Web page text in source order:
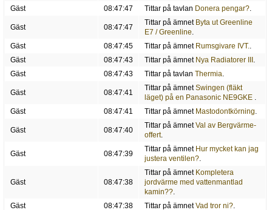
Gäst
08:47:47 Tittar på tavlan Donera pengar?.
Gäst 08:47:47
Tittar på ämnet Byta ut Greenline
E7 / Greenline.
Gäst
08:47:45 Tittar på ämnet Rumsgivare IVT..
Gäst
08:47:43 Tittar på ämnet Nya Radiatorer III .
Gäst
08:47:43 Tittar på tavlan Thermia.
Gäst 08:47:41
Tittar på ämnetSwingen (fläkt
läget) på en Panasonic NE9GKE .
Gäst
08:47:41 Tittar på ämnet Mastodontkörning.
Gäst 08:47:40
Tittar på ämnetVal av Bergvärme-
offert.
Gäst 08:47:39
Tittar på ämnet Hur mycket kan jag
justera ventilen?.
Gäst 08:47:38
Tittar på ämnet Kompletera
jordvärme med vattenmantlad
kamin??.
Gäst
08:47:38 Tittar på ämnetVad tror ni?.